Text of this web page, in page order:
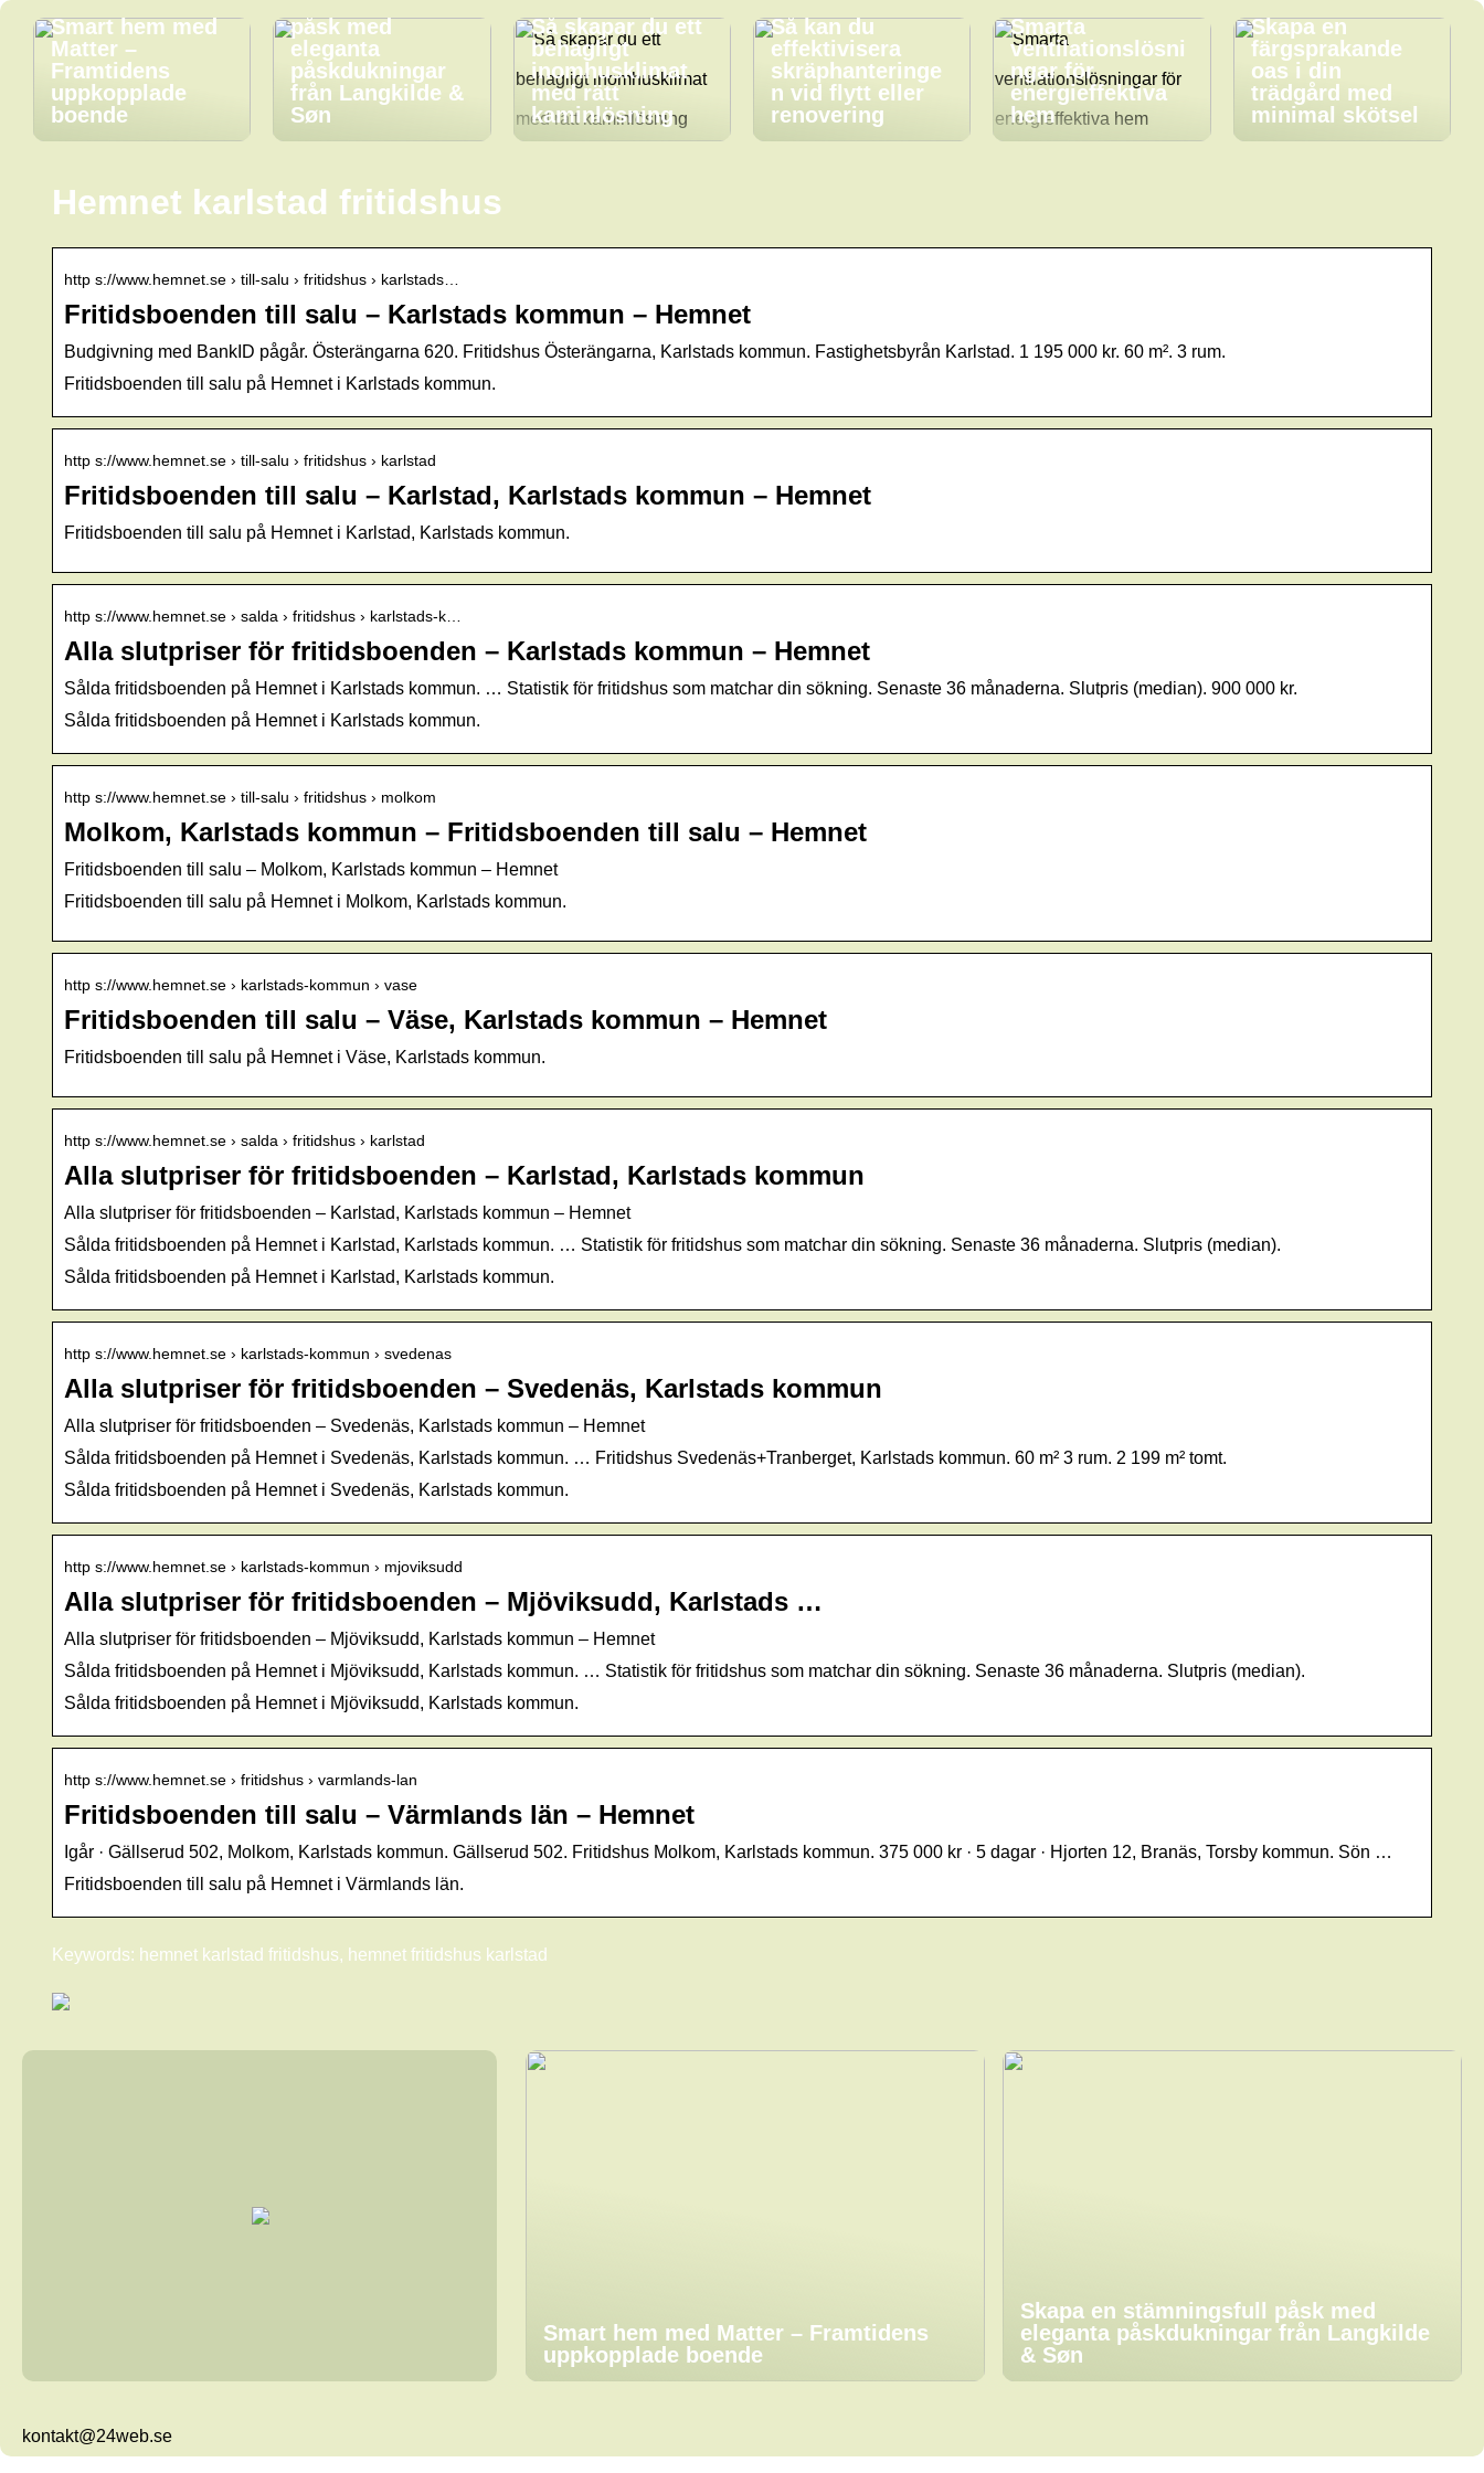
Smart hem med
Matter –
Framtidens
uppkopplade
boende
påsk med
eleganta
påskdukningar
från Langkilde &
Søn
Så skapar du ett
behagligt
inomhusklimat
med rätt
kaminlösning
Så kan du
effektivisera
skräphanteringe
n vid flytt eller
renovering
Smarta
ventilationslösni
ngar för
energieffektiva
hem
Skapa en
färgsprakande
oas i din
trädgård med
minimal skötsel
Hemnet karlstad fritidshus
http s://www.hemnet.se › till-salu › fritidshus › karlstads…
Fritidsboenden till salu – Karlstads kommun – Hemnet
Budgivning med BankID pågår. Österängarna 620. Fritidshus Österängarna, Karlstads kommun. Fastighetsbyrån Karlstad. 1 195 000 kr. 60 m². 3 rum.
Fritidsboenden till salu på Hemnet i Karlstads kommun.
http s://www.hemnet.se › till-salu › fritidshus › karlstad
Fritidsboenden till salu – Karlstad, Karlstads kommun – Hemnet
Fritidsboenden till salu på Hemnet i Karlstad, Karlstads kommun.
http s://www.hemnet.se › salda › fritidshus › karlstads-k…
Alla slutpriser för fritidsboenden – Karlstads kommun – Hemnet
Sålda fritidsboenden på Hemnet i Karlstads kommun. … Statistik för fritidshus som matchar din sökning. Senaste 36 månaderna. Slutpris (median). 900 000 kr.
Sålda fritidsboenden på Hemnet i Karlstads kommun.
http s://www.hemnet.se › till-salu › fritidshus › molkom
Molkom, Karlstads kommun – Fritidsboenden till salu – Hemnet
Fritidsboenden till salu – Molkom, Karlstads kommun – Hemnet
Fritidsboenden till salu på Hemnet i Molkom, Karlstads kommun.
http s://www.hemnet.se › karlstads-kommun › vase
Fritidsboenden till salu – Väse, Karlstads kommun – Hemnet
Fritidsboenden till salu på Hemnet i Väse, Karlstads kommun.
http s://www.hemnet.se › salda › fritidshus › karlstad
Alla slutpriser för fritidsboenden – Karlstad, Karlstads kommun
Alla slutpriser för fritidsboenden – Karlstad, Karlstads kommun – Hemnet
Sålda fritidsboenden på Hemnet i Karlstad, Karlstads kommun. … Statistik för fritidshus som matchar din sökning. Senaste 36 månaderna. Slutpris (median).
Sålda fritidsboenden på Hemnet i Karlstad, Karlstads kommun.
http s://www.hemnet.se › karlstads-kommun › svedenas
Alla slutpriser för fritidsboenden – Svedenäs, Karlstads kommun
Alla slutpriser för fritidsboenden – Svedenäs, Karlstads kommun – Hemnet
Sålda fritidsboenden på Hemnet i Svedenäs, Karlstads kommun. … Fritidshus Svedenäs+Tranberget, Karlstads kommun. 60 m² 3 rum. 2 199 m² tomt.
Sålda fritidsboenden på Hemnet i Svedenäs, Karlstads kommun.
http s://www.hemnet.se › karlstads-kommun › mjoviksudd
Alla slutpriser för fritidsboenden – Mjöviksudd, Karlstads …
Alla slutpriser för fritidsboenden – Mjöviksudd, Karlstads kommun – Hemnet
Sålda fritidsboenden på Hemnet i Mjöviksudd, Karlstads kommun. … Statistik för fritidshus som matchar din sökning. Senaste 36 månaderna. Slutpris (median).
Sålda fritidsboenden på Hemnet i Mjöviksudd, Karlstads kommun.
http s://www.hemnet.se › fritidshus › varmlands-lan
Fritidsboenden till salu – Värmlands län – Hemnet
Igår · Gällserud 502, Molkom, Karlstads kommun. Gällserud 502. Fritidshus Molkom, Karlstads kommun. 375 000 kr · 5 dagar · Hjorten 12, Branäs, Torsby kommun. Sön …
Fritidsboenden till salu på Hemnet i Värmlands län.
Keywords: hemnet karlstad fritidshus, hemnet fritidshus karlstad
Smart hem med Matter – Framtidens
uppkopplade boende
Skapa en stämningsfull påsk med
eleganta påskdukningar från Langkilde
& Søn
kontakt@24web.se